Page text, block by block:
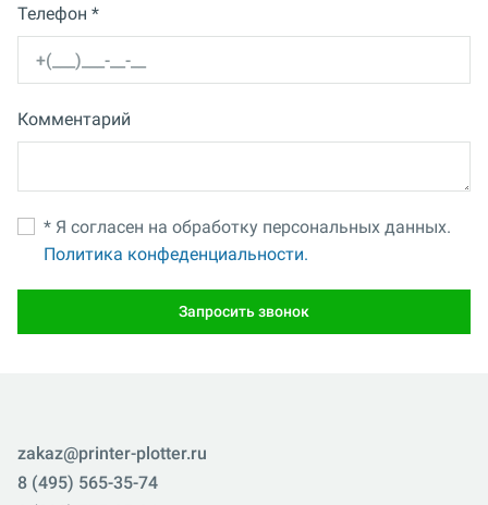
Телефон *
Комментарий
* Я согласен на обработку персональных данных.
Политика конфеденциальности.
Запросить звонок
zakaz@printer-plotter.ru
8 (495) 565-35-74